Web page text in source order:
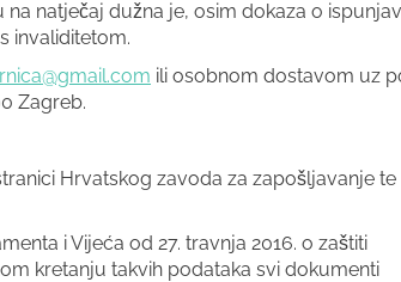
natječaj dužna je, osim dokaza o
invaliditetom.
ili osobnom dostavom uz
Zagreb.
Hrvatskog zavoda za zapošljavanje te
i Vijeća od 27. travnja 2016. o zaštiti
kretanju takvih podataka svi dokumenti